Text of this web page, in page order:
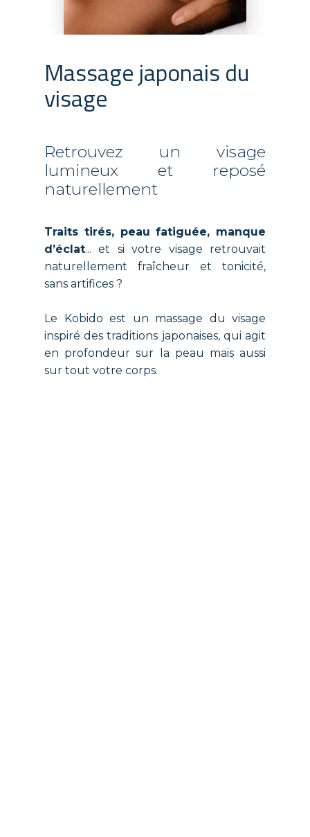
Massage japonais du
visage
Retrouvez un visage
lumineux et reposé
naturellement
Traits tirés, peau fatiguée, manque
d’éclat... et si votre visage retrouvait
naturellement fraîcheur et tonicité,
sans artifices ?
Le Kobido est un massage du visage
inspiré des traditions japonaises, qui agit
en profondeur sur la peau mais aussi
sur tout votre corps.